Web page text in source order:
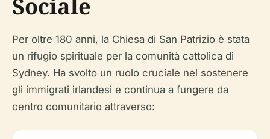
Sociale
Per oltre 180 anni, la Chiesa di San Patrizio è stata
un rifugio spirituale per la comunità cattolica di
Sydney. Ha svolto un ruolo cruciale nel sostenere
gli immigrati irlandesi e continua a fungere da
centro comunitario attraverso: